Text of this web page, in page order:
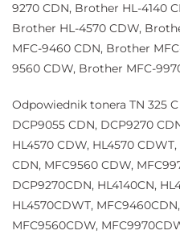
9270 CDN, Brother HL-4140
Brother HL-4570 CDW,
MFC-9460 CDN, Brother
9560 CDW, Brother MFC-
Odpowiednik tonera TN 325
DCP9055 CDN, DCP9270
HL4570 CDW, HL4570
CDN, MFC9560 CDW,
DCP9270CDN, HL4140CN,
HL4570CDWT,
MFC9560CDW,